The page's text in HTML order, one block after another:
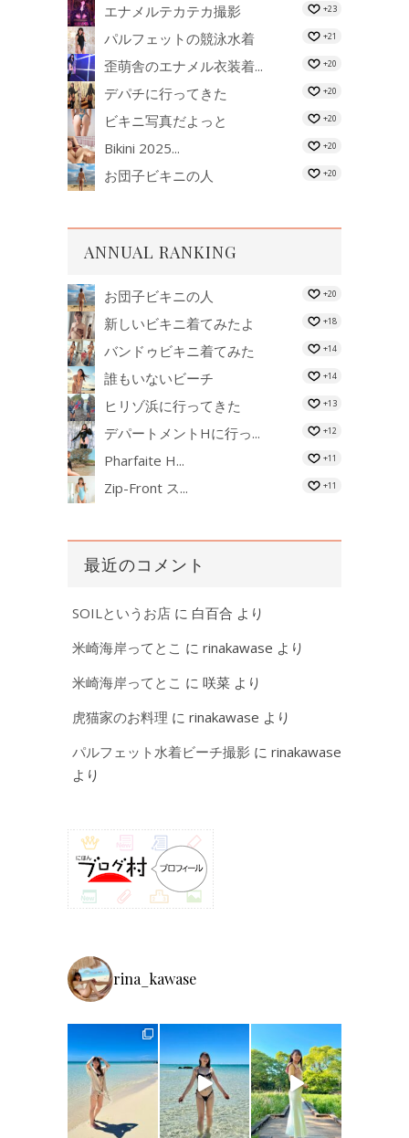
エナメルテカテカ撮影 +23
パルフェットの競泳水着 +21
歪萌舎のエナメル衣装着... +20
デパチに行ってきた +20
ビキニ写真だよっと +20
Bikini 2025... +20
お団子ビキニの人 +20
ANNUAL RANKING
お団子ビキニの人 +20
新しいビキニ着てみたよ +18
バンドゥビキニ着てみた +14
誰もいないビーチ +14
ヒリゾ浜に行ってきた +13
デパートメントHに行っ... +12
Pharfaite H... +11
Zip-Front ス... +11
最近のコメント
SOILというお店 に 白百合 より
米崎海岸ってとこ に rinakawase より
米崎海岸ってとこ に 咲菜 より
虎猫家のお料理 に rinakawase より
パルフェット水着ビーチ撮影 に rinakawase
より
rina_kawase